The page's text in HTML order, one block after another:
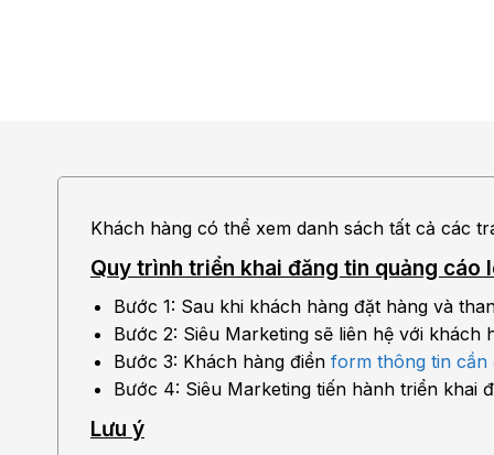
Khách hàng có thể xem danh sách tất cả các
Quy trình triển khai đăng tin quảng cáo
Bước 1: Sau khi khách hàng đặt hàng và
Bước 2: Siêu Marketing sẽ liên hệ với khách
Bước 3: Khách hàng điền form thông tin cần
Bước 4: Siêu Marketing tiến hành triển khai
Lưu ý